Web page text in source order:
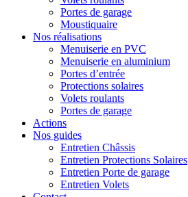
Portes de garage
Moustiquaire
Nos réalisations
Menuiserie en PVC
Menuiserie en aluminium
Portes d’entrée
Protections solaires
Volets roulants
Portes de garage
Actions
Nos guides
Entretien Châssis
Entretien Protections Solaires
Entretien Porte de garage
Entretien Volets